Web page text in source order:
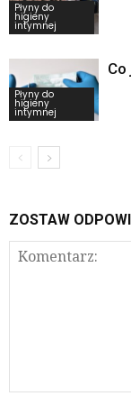
Płyny do
higieny
intymnej
Płyny do
higieny
intymnej
ZOSTAW